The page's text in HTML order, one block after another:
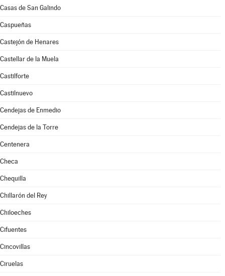
Casas de San Galindo
Caspueñas
Castejón de Henares
Castellar de la Muela
Castilforte
Castilnuevo
Cendejas de Enmedio
Cendejas de la Torre
Centenera
Checa
Chequilla
Chillarón del Rey
Chiloeches
Cifuentes
Cincovillas
Ciruelas